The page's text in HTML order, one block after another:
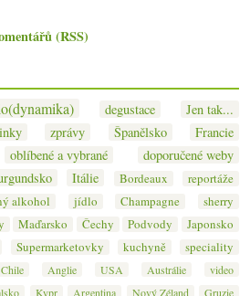
(RSS)
degustace
Jen tak...
zprávy Španělsko
Francie
oblíbené a vybrané
doporučené weby
Itálie Bordeaux
reportáže
alkohol jídlo Champagne
sherry
Maďarsko Čechy Podvody
Japonsko
Supermarketovky kuchyně
speciality
Chile Anglie USA Austrálie
video
Kypr Argentina Nový Zéland Gruzie